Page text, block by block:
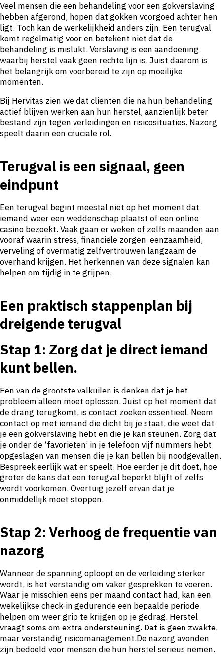
Veel mensen die een behandeling voor een gokverslaving
hebben afgerond, hopen dat gokken voorgoed achter hen
ligt. Toch kan de werkelijkheid anders zijn. Een terugval
komt regelmatig voor en betekent niet dat de
behandeling is mislukt. Verslaving is een aandoening
waarbij herstel vaak geen rechte lijn is. Juist daarom is
het belangrijk om voorbereid te zijn op moeilijke
momenten.
Bij Hervitas zien we dat cliënten die na hun behandeling
actief blijven werken aan hun herstel, aanzienlijk beter
bestand zijn tegen verleidingen en risicosituaties. Nazorg
speelt daarin een cruciale rol.
Terugval is een signaal, geen
eindpunt
Een terugval begint meestal niet op het moment dat
iemand weer een weddenschap plaatst of een online
casino bezoekt. Vaak gaan er weken of zelfs maanden aan
vooraf waarin stress, financiële zorgen, eenzaamheid,
verveling of overmatig zelfvertrouwen langzaam de
overhand krijgen. Het herkennen van deze signalen kan
helpen om tijdig in te grijpen.
Een praktisch stappenplan bij
dreigende terugval
Stap 1: Zorg dat je direct iemand
kunt bellen.
Een van de grootste valkuilen is denken dat je het
probleem alleen moet oplossen. Juist op het moment dat
de drang terugkomt, is contact zoeken essentieel. Neem
contact op met iemand die dicht bij je staat, die weet dat
je een gokverslaving hebt en die je kan steunen. Zorg dat
je onder de ‘favorieten’ in je telefoon vijf nummers hebt
opgeslagen van mensen die je kan bellen bij noodgevallen.
Bespreek eerlijk wat er speelt. Hoe eerder je dit doet, hoe
groter de kans dat een terugval beperkt blijft of zelfs
wordt voorkomen. Overtuig jezelf ervan dat je
onmiddellijk moet stoppen.
Stap 2: Verhoog de frequentie van
nazorg
Wanneer de spanning oploopt en de verleiding sterker
wordt, is het verstandig om vaker gesprekken te voeren.
Waar je misschien eens per maand contact had, kan een
wekelijkse check-in gedurende een bepaalde periode
helpen om weer grip te krijgen op je gedrag. Herstel
vraagt soms om extra ondersteuning. Dat is geen zwakte,
maar verstandig risicomanagement.De nazorg avonden
zijn bedoeld voor mensen die hun herstel serieus nemen.